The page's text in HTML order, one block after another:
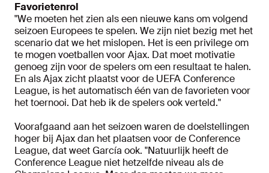
Favorietenrol
"We moeten het zien als een nieuwe kans om volgend
seizoen Europees te spelen. We zijn niet bezig met het
scenario dat we het mislopen. Het is een privilege om
te mogen voetballen voor Ajax. Dat moet motivatie
genoeg zijn voor de spelers om een resultaat te halen.
En als Ajax zicht plaatst voor de UEFA Conference
League, is het automatisch één van de favorieten voor
het toernooi. Dat heb ik de spelers ook verteld."
Voorafgaand aan het seizoen waren de doelstellingen
hoger bij Ajax dan het plaatsen voor de Conference
League, dat weet García ook. "Natuurlijk heeft de
Conference League niet hetzelfde niveau als de